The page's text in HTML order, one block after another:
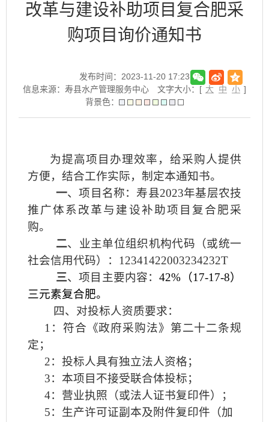
改革与建设补助项目复合肥采
购项目询价通知书
发布时间：2023-11-20 17:23
信息来源：寿县水产管理服务中心
文字大小：[ 大 中 小 ]
背景色：
为提高项目办理效率，给采购人提供
方便，结合工作实际，制定本通知书。
一、项目名称：寿县2023年基层农技
推广体系改革与建设补助项目复合肥采
购。
二、业主单位组织机构代码（或统一
社会信用代码）： 12341422003234232T
三、项目主要内容：42% （17-17-8）
三元素复合肥。
四、对投标人资质要求：
1 ：符合《政府采购法》第二十二条规
定；
2：投标人具有独立法人资格；
3：本项目不接受联合体投标；
4：营业执照（或法人证书复印件）；
5：生产许可证副本及附件复印件（加